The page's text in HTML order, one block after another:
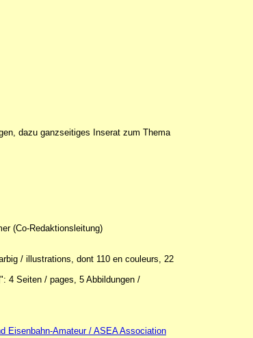
dazu ganzseitiges Inserat zum Thema
(Co-Redaktionsleitung)
/ illustrations, dont 110 en couleurs, 22
4 Seiten / pages, 5 Abbildungen /
Eisenbahn-Amateur / ASEA Association